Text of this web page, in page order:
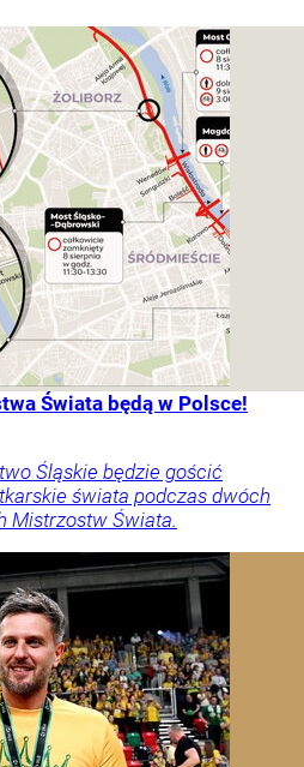
Świata będą w Polsce!
Śląskie będzie gościć
świata podczas dwóch
Mistrzostw Świata.